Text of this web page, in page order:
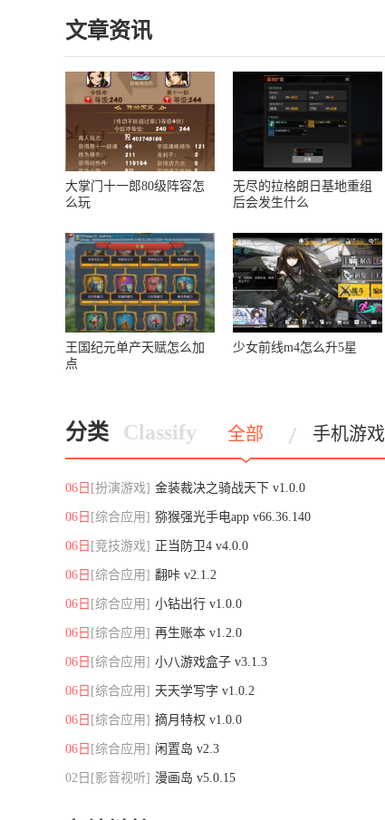
那么免费的手机来电铃声app有哪
件可以自己设置，可以选
择自己喜欢的壁纸，还可
以根据自己的喜好来设
置，有的是可爱的、炫酷
的、搞怪的等等，可以根
据自己的喜好来设置，每
天都会有各种各样的视频
更新，还有一些热门的壁
纸可以下载。
文章资讯
大掌门十一郎80级阵容怎
么玩
无尽的拉格朗日基地重组
后会发生什么
王国纪元单产天赋怎么加
点
少女前线m4怎么升5星
分类 Classify 全部 手机游戏
06日 [扮演游戏] 金装裁决之骑战天下 v1.0.0
06日 [综合应用] 猕猴强光手电app v66.36.140
06日 [竞技游戏] 正当防卫4 v4.0.0
06日 [综合应用] 翻咔 v2.1.2
06日 [综合应用] 小钻出行 v1.0.0
06日 [综合应用] 再生账本 v1.2.0
06日 [综合应用] 小八游戏盒子 v3.1.3
06日 [综合应用] 天天学写字 v1.0.2
06日 [综合应用] 摘月特权 v1.0.0
06日 [综合应用] 闲置岛 v2.3
02日 [影音视听] 漫画岛 v5.0.15